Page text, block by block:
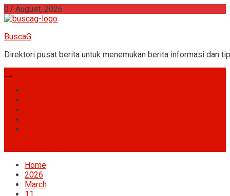
Skip
to
07 August, 2026
BuscaG
Direktori pusat berita untuk menemukan berita informasi dan
Home
2026
March